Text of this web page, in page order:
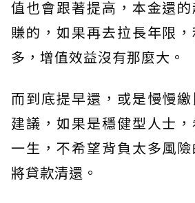
值也會跟著提高，本金還
賺的，如果再去拉長年限
多，增值效益沒有那麼大。
而到底提早還，或是慢慢
建議，如果是穩健型人士
一生，不希望背負太多風
將貸款清還。